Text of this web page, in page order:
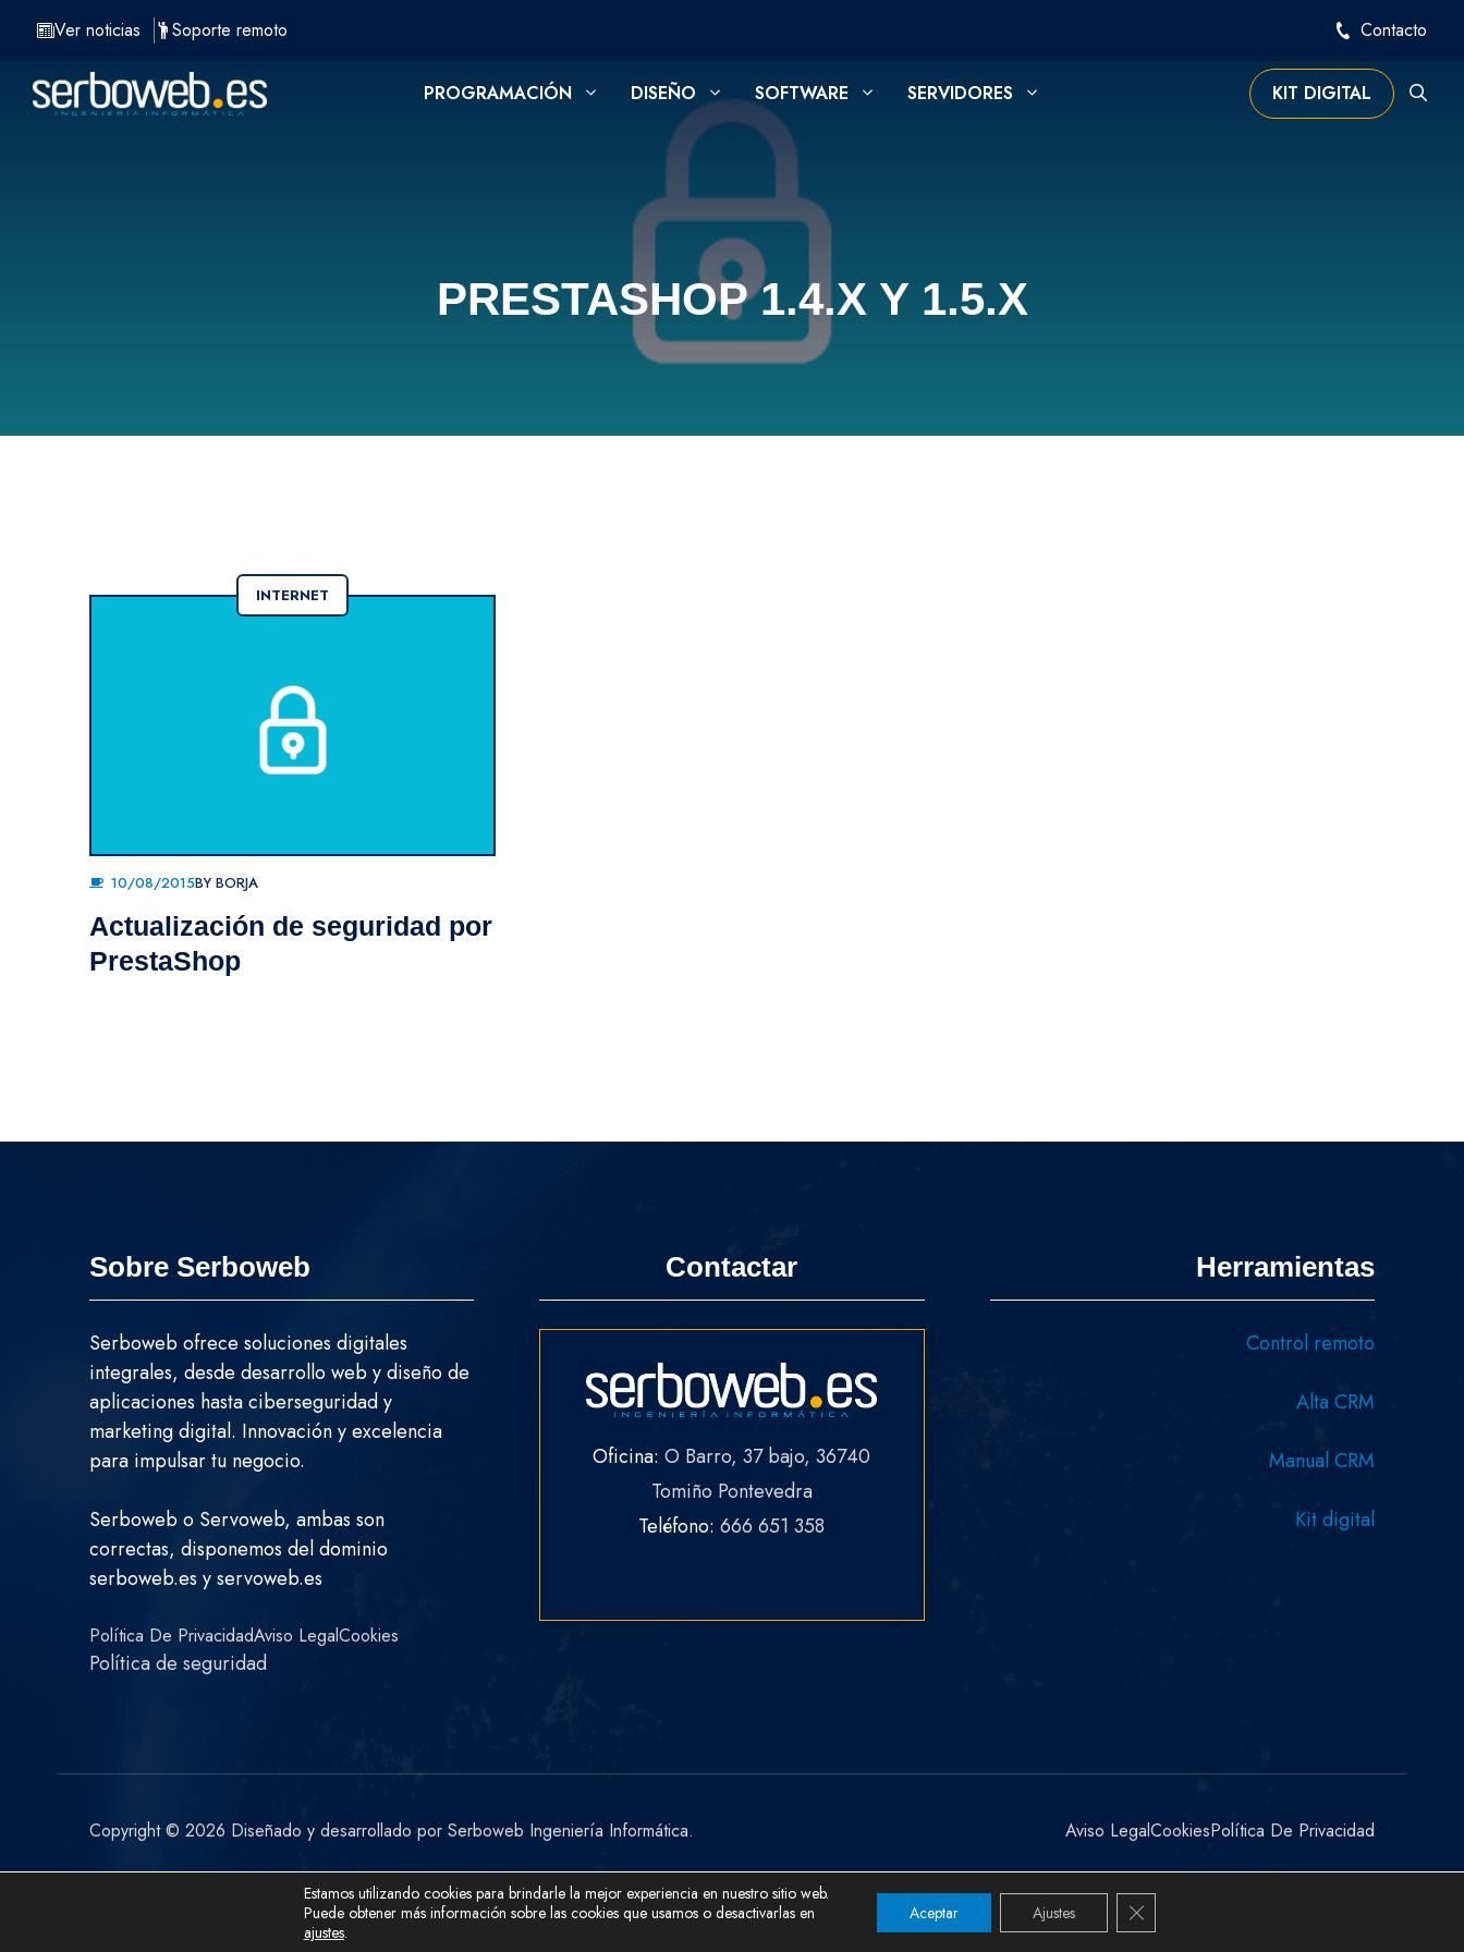
Ver noticias Soporte remoto Contacto
PROGRAMACIÓN DISEÑO SOFTWARE SERVIDORES KIT DIGITAL
PRESTASHOP 1.4.X Y 1.5.X
INTERNET
10/08/2015BY BORJA
Actualización de seguridad por
PrestaShop
Sobre Serboweb
Serboweb ofrece soluciones digitales
integrales, desde desarrollo web y diseño de
aplicaciones hasta ciberseguridad y
marketing digital. Innovación y excelencia
para impulsar tu negocio.
Serboweb o Servoweb, ambas son
correctas, disponemos del dominio
serboweb.es y servoweb.es
Política De PrivacidadAviso LegalCookies
Política de seguridad
Contactar
Oficina:O Barro, 37 bajo, 36740
Tomiño Pontevedra
Teléfono:666 651 358
Herramientas
Control remoto
Alta CRM
Manual CRM
Kit digital
Copyright © 2026 Diseñado y desarrollado por Serboweb Ingeniería Informática. Aviso LegalCookiesPolítica De Privacidad
Estamos utilizando cookies para brindarle la mejor experiencia en nuestro sitio web.
Puede obtener más información sobre las cookies que usamos o desactivarlas en
ajustes.
Aceptar Ajustes Cerrar el banner de cookies RGPD